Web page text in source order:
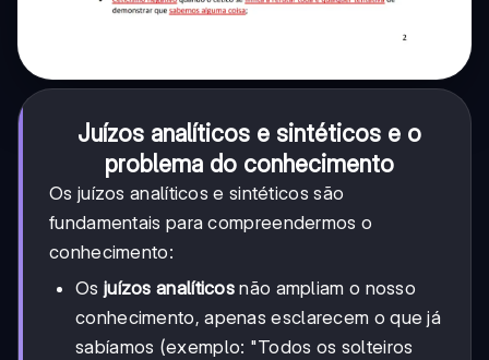
Juízos analíticos e sintéticos e o
problema do conhecimento
Os juízos analíticos e sintéticos são
fundamentais para compreendermos o
conhecimento:
Os juízos analíticos não ampliam o nosso
conhecimento, apenas esclarecem o que já
sabíamos (exemplo: "Todos os solteiros